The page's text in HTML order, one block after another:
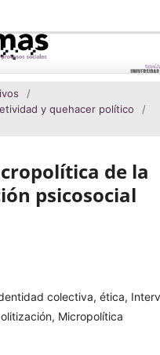
/
y quehacer político
/
de la
psicosocial
colectiva, ética,
Micropolítica